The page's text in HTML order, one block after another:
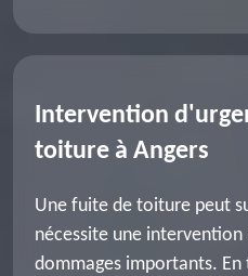
Intervention
toiture à Angers
Une fuite de toiture peut
nécessite une
dommages importants.